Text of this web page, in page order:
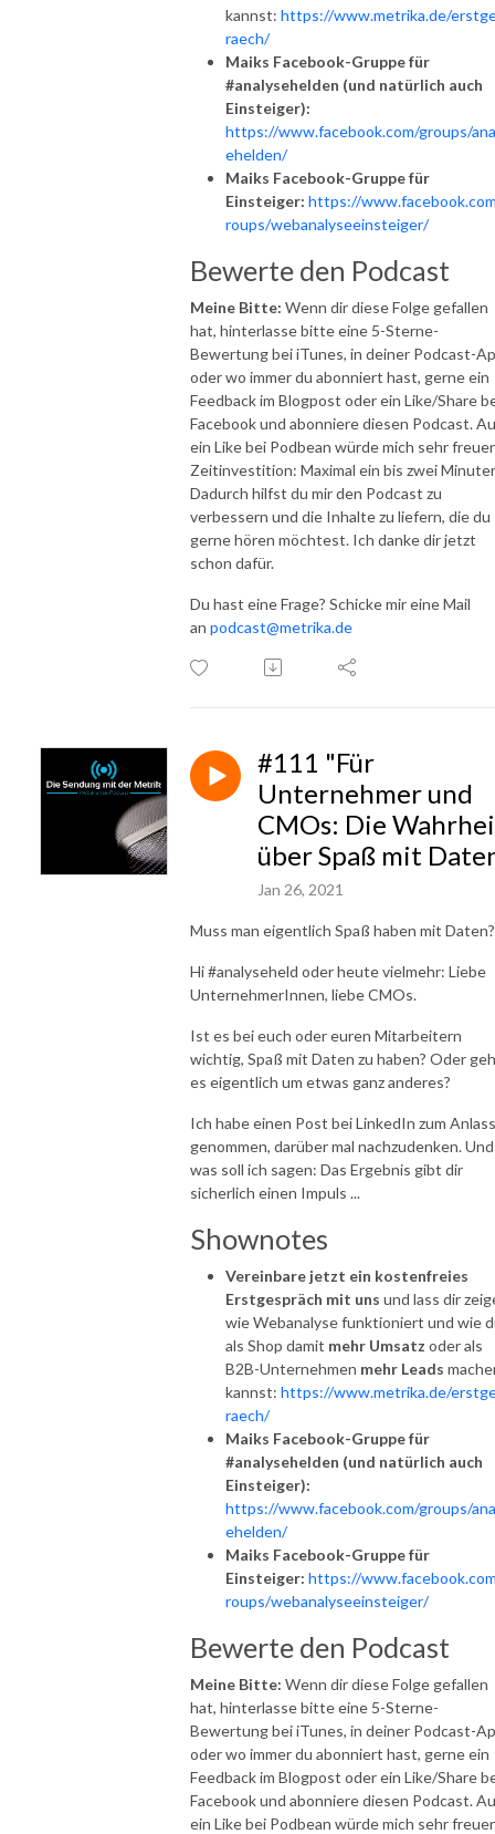
kannst: https://www.metrika.de/
raech/
Maiks Facebook-Gruppe für
#analysehelden (und natürlich auch
Einsteiger):
https://www.facebook.com/groups/
ehelden/
Maiks Facebook-Gruppe für
Einsteiger: https://
roups/webanalyseeinsteiger/
Bewerte den Podcast
Meine Bitte: Wenn dir diese Folge gefallen
hat, hinterlasse bitte eine 5-Sterne-
Bewertung bei iTunes, in deiner Podcast-
oder wo immer du abonniert hast, gerne ein
Feedback im Blogpost oder ein Like/Share
Facebook und abonniere diesen Podcast.
ein Like bei Podbean würde mich sehr
Zeitinvestition: Maximal ein bis zwei
Dadurch hilfst du mir den Podcast zu
verbessern und die Inhalte zu liefern, die du
gerne hören möchtest. Ich danke dir jetzt
schon dafür.
Du hast eine Frage? Schicke mir eine Mail
an podcast@metrika.de
#111 "Für
Unternehmer und
CMOs: Die
über Spaß mit
Jan 26, 2021
Muss man eigentlich Spaß haben mit Daten?
Hi #analyseheld oder heute vielmehr: Liebe
UnternehmerInnen, liebe CMOs.
Ist es bei euch oder euren Mitarbeitern
wichtig, Spaß mit Daten zu haben? Oder
es eigentlich um etwas ganz anderes?
Ich habe einen Post bei LinkedIn zum Anlass
genommen, darüber mal nachzudenken. Und
was soll ich sagen: Das Ergebnis gibt dir
sicherlich einen Impuls ...
Shownotes
Vereinbare jetzt ein kostenfreies
Erstgespräch mit uns und lass dir
wie Webanalyse funktioniert und wie
als Shop damit mehr Umsatz oder als
B2B-Unternehmen mehr Leads
kannst: https://www.metrika.de/
raech/
Maiks Facebook-Gruppe für
#analysehelden (und natürlich auch
Einsteiger):
https://www.facebook.com/groups/
ehelden/
Maiks Facebook-Gruppe für
Einsteiger: https://
roups/webanalyseeinsteiger/
Bewerte den Podcast
Meine Bitte: Wenn dir diese Folge gefallen
hat, hinterlasse bitte eine 5-Sterne-
Bewertung bei iTunes, in deiner Podcast-
oder wo immer du abonniert hast, gerne ein
Feedback im Blogpost oder ein Like/Share
Facebook und abonniere diesen Podcast.
ein Like bei Podbean würde mich sehr